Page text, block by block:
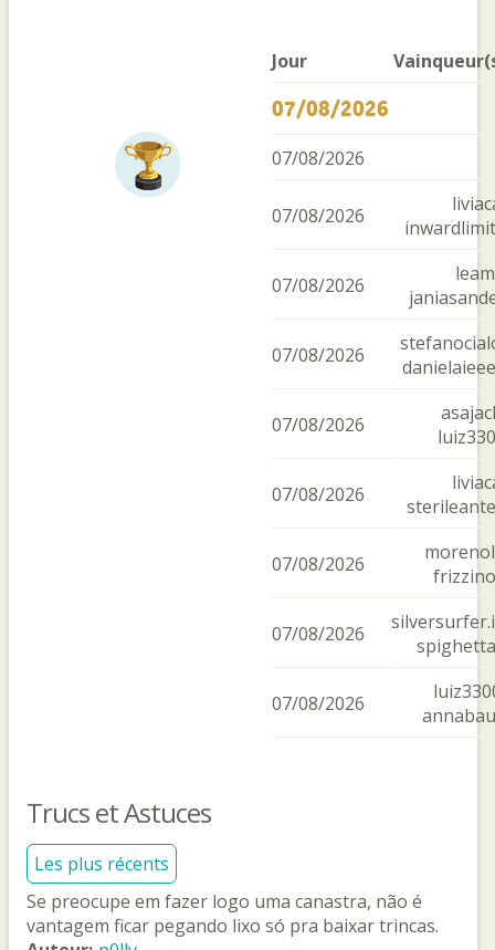
Jour
07/08/2026
07/08/2026
07/08/2026
07/08/2026
07/08/2026
07/08/2026
07/08/2026
07/08/2026
07/08/2026
07/08/2026
Trucs et Astuces
Les plus récents
Se preocupe em fazer logo uma canastra, não é
vantagem ficar pegando lixo só pra baixar trincas.